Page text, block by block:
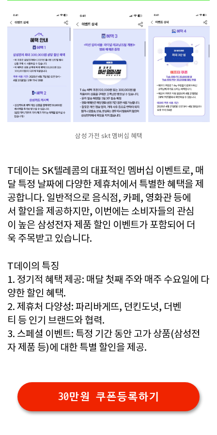
삼성 가전 skt 멤버십 혜택
T데이는 SK텔레콤의 대표적인 멤버십 이벤트로, 매
달 특정 날짜에 다양한 제휴처에서 특별한 혜택을 제
공합니다. 일반적으로 음식점, 카페, 영화관 등에
서 할인을 제공하지만, 이번에는 소비자들의 관심
이 높은 삼성전자 제품 할인 이벤트가 포함되어 더
욱 주목받고 있습니다.
T데이의 특징
1. 정기적 혜택 제공: 매달 첫째 주와 매주 수요일에 다
양한 할인 혜택.
2. 제휴처 다양성: 파리바게뜨, 던킨도넛, 더벤
티 등 인기 브랜드와 협력.
3. 스페셜 이벤트: 특정 기간 동안 고가 상품(삼성전
자 제품 등)에 대한 특별 할인을 제공.
30만원 쿠폰등록하기